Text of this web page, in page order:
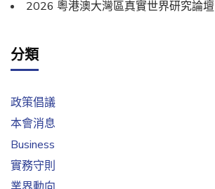
2026 粵港澳大灣區真實世界研究論壇
分類
政策倡議
本會消息
Business
實務守則